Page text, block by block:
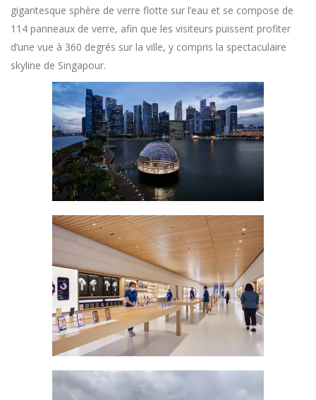
gigantesque sphère de verre flotte sur l’eau et se compose de
114 panneaux de verre, afin que les visiteurs puissent profiter
d’une vue à 360 degrés sur la ville, y compris la spectaculaire
skyline de Singapour.